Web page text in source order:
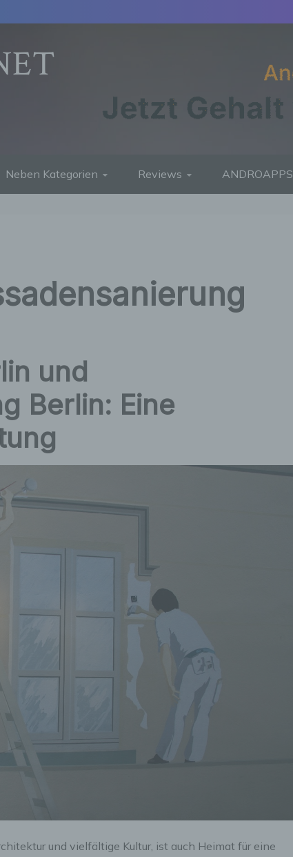
Neben Kategorien Reviews ANDROAPPS
und
Berlin: Eine
und vielfältige Kultur, ist auch Heimat für eine